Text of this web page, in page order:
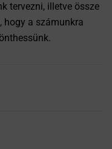
tervezni, illetve össze
hogy a számunkra